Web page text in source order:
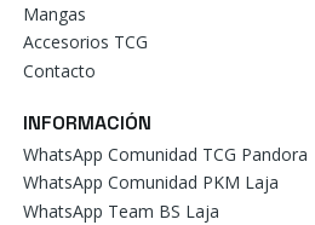
Mangas
Accesorios TCG
Contacto
INFORMACIÓN
WhatsApp Comunidad TCG Pandora
WhatsApp Comunidad PKM Laja
WhatsApp Team BS Laja